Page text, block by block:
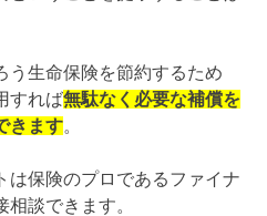
う生命保険を節約するため
すれば無駄なく必要な補償を
きます。
は保険のプロであるファイナ
談できます。